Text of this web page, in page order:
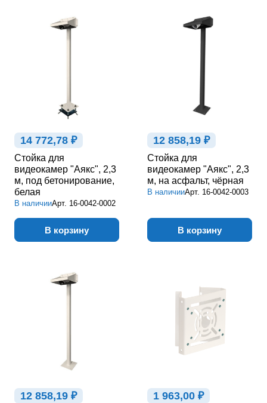
14 772,78 ₽
Стойка для
видеокамер "Аякс", 2,3
м, под бетонирование,
белая
В наличииАрт. 16-0042-0002
В корзину
12 858,19 ₽
Стойка для
видеокамер "Аякс", 2,3
м, на асфальт, чёрная
В наличииАрт. 16-0042-0003
В корзину
12 858,19 ₽ 1 963,00 ₽